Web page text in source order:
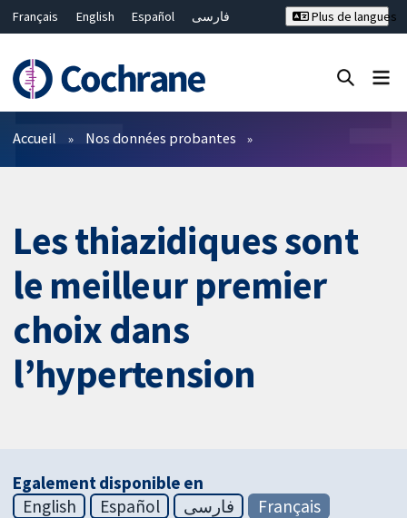
Français English Español
فارسی
Bahasa Malaysia
ไทย
繁體中文
简体中文
Plus de langues
Filtres
Accueil Nos données probantes
Les thiazidiques sont
le meilleur premier
choix dans
l’hypertension
Egalement disponible en
English
Español فارسی
Français